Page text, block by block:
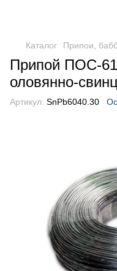
Каталог Припои,
Припой ПОС-
оловянно-
Артикул: SnPb6040.30